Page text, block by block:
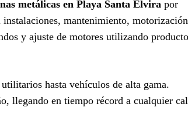
metálicas en Playa Santa Elvira por
mantenimiento,
y ajuste de motores utilizando
hasta vehículos de alta gama.
llegando en tiempo récord a cualquier